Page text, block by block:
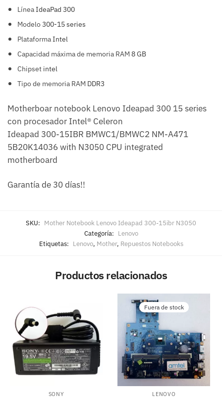
LíneaIdeaPad 300
Modelo300-15 series
PlataformaIntel
Capacidad máxima de memoria RAM 8 GB
Chipset intel
Tipo de memoria RAM DDR3
Motherboar notebook Lenovo Ideapad 300 15 series
con procesador Intel® Celeron
Ideapad 300-15IBR BMWC1/BMWC2 NM-A471
5B20K14036 with N3050 CPU integrated
motherboard
Garantía de 30 días!!
SKU: Mother Notebook Lenovo Ideapad 300-15ibr N3050
Categoría: Lenovo
Etiquetas: Lenovo, Mother, Repuestos Notebooks
Productos relacionados
SONY
Fuera de stock
LENOVO